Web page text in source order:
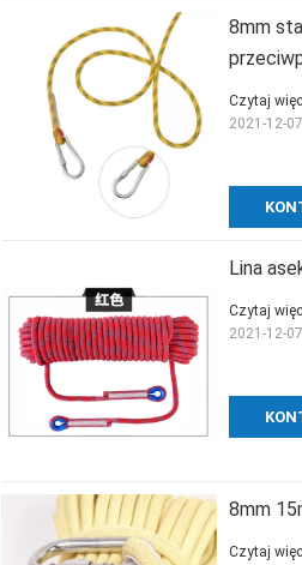
8mm
Czytaj
2021-12-
Lina
Czytaj
2021-12-
8mm
Czytaj